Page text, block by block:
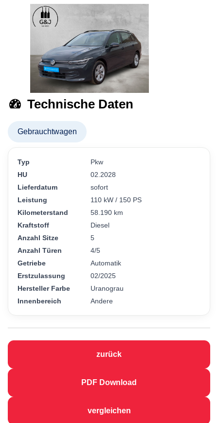
Technische Daten
Gebrauchtwagen
Typ
Pkw
HU
02.2028
Lieferdatum
sofort
Leistung
110 kW / 150 PS
Kilometerstand
58.190 km
Kraftstoff
Diesel
Anzahl Sitze
5
Anzahl Türen
4/5
Getriebe
Automatik
Erstzulassung
02/2025
Hersteller Farbe
Uranograu
Innenbereich
Andere
zurück
PDF Download
vergleichen